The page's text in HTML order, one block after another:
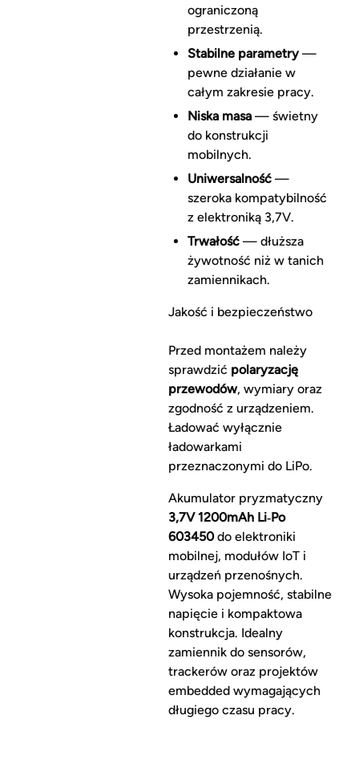
ograniczoną
przestrzenią.
Stabilne parametry—
pewne działanie w
całym zakresie pracy.
Niska masa— świetny
do konstrukcji
mobilnych.
Uniwersalność—
szeroka kompatybilność
z elektroniką 3,7V.
Trwałość— dłuższa
żywotność niż w tanich
zamiennikach.
Jakość i bezpieczeństwo
Przed montażem należy
sprawdzić polaryzację
przewodów, wymiary oraz
zgodność z urządzeniem.
Ładować wyłącznie
ładowarkami
przeznaczonymi do LiPo.
Akumulator pryzmatyczny
3,7V 1200mAh Li‑Po
603450do elektroniki
mobilnej, modułów IoT i
urządzeń przenośnych.
Wysoka pojemność, stabilne
napięcie i kompaktowa
konstrukcja. Idealny
zamiennik do sensorów,
trackerów oraz projektów
embedded wymagających
długiego czasu pracy.